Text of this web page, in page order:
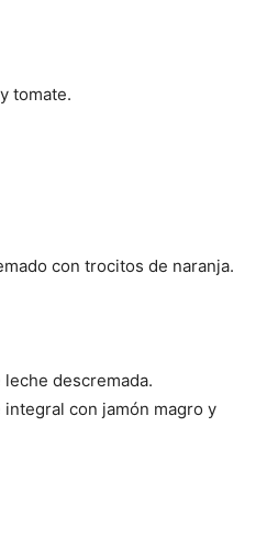
tomate.
con trocitos de naranja.
descremada.
integral con jamón magro y